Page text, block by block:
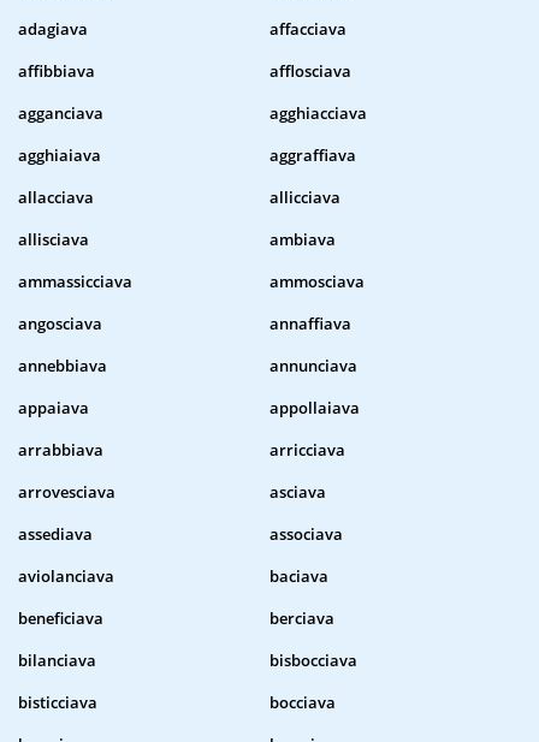
adagiava
affacciava
affibbiava
afflosciava
agganciava
agghiacciava
agghiaiava
aggraffiava
allacciava
allicciava
allisciava
ambiava
ammassicciava
ammosciava
angosciava
annaffiava
annebbiava
annunciava
appaiava
appollaiava
arrabbiava
arricciava
arrovesciava
asciava
assediava
associava
aviolanciava
baciava
beneficiava
berciava
bilanciava
bisbocciava
bisticciava
bocciava